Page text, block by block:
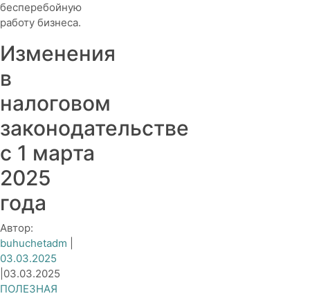
бесперебойную
работу бизнеса.
Изменения
в
налоговом
законодательстве
с 1 марта
2025
года
Автор:
buhuchetadm
03.03.2025
03.03.2025
ПОЛЕЗНАЯ